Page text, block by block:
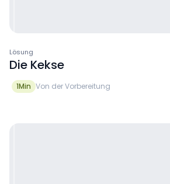
Lösung
Die Kekse
1Min Von der Vorbereitung